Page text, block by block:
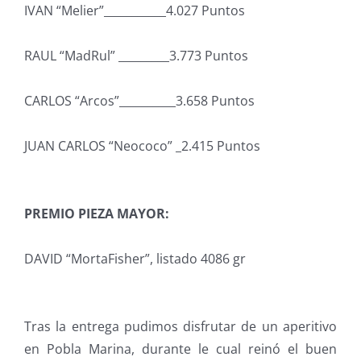
IVAN “Melier”___________4.027 Puntos
RAUL “MadRul” _________3.773 Puntos
CARLOS “Arcos”__________3.658 Puntos
JUAN CARLOS “Neococo” _2.415 Puntos
PREMIO PIEZA MAYOR:
DAVID “MortaFisher”, listado 4086 gr
Tras la entrega pudimos disfrutar de un aperitivo
en Pobla Marina, durante le cual reinó el buen